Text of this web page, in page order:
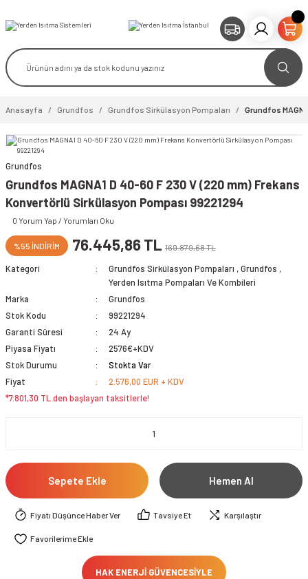
Anasayfa Grundfos Grundfos Sirkülasyon Pompaları Grundfos
Grundfos
Grundfos MAGNA1 D 40-60 F 230 V (220 mm) Frekans
Konvertörlü Sirkülasyon Pompası 99221294
0 Yorum Yap / Yorumları Oku
%55 İNDİRİM 76.445,86 TL 169.879,68 TL
Kategori Grundfos Sirkülasyon Pompaları ,Grundfos ,
Yerden Isıtma Pompaları Ve Kombileri
Marka
Grundfos
Stok Kodu
99221294
Garanti Süresi
24 Ay
Piyasa Fiyatı
2576€+KDV
Stok Durumu
Stokta Var
Fiyat
2.576,00 EUR + KDV
*7.801,30 TL den başlayan taksitlerle!
Sepete Ekle Hemen Al
Fiyatı Düşünce Haber Ver Tavsiye Et Karşılaştır
HAK ENERJİ GÜVENCESİYLE